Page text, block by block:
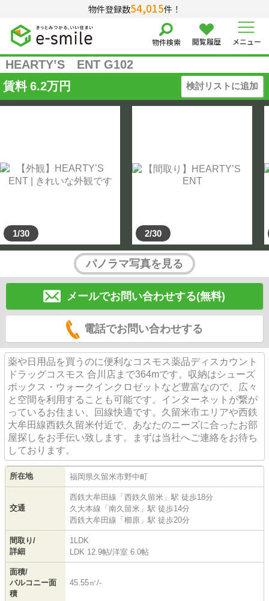
物件登録数54,015件！
物件検索 閲覧履歴 メニュー
HEARTY’S ENT G102
賃料 6.2万円 検討リストに追加
1/30 2/30
パノラマ写真を見る
メールでお問い合わせする(無料)
電話でお問い合わせする
薬や日用品を買うのに便利なコスモス薬品ディスカウント
ドラッグコスモス 合川店まで364mです。収納はシューズ
ボックス・ウォークインクロゼットなど豊富なので、広々
と空間を利用することも可能です。インターネットが繋が
っているお住まい、回線快適です。久留米市エリアや西鉄
大牟田線西鉄久留米付近で、あなたのニーズに合ったお部
屋探しをお手伝い致します。まずは当社へご連絡をお待ち
しております。
所在地 福岡県久留米市野中町
交通
西鉄大牟田線 「西鉄久留米 」駅 徒歩18分
久大本線 「南久留米 」駅 徒歩14分
西鉄大牟田線 「櫛原 」駅 徒歩20分
間取り/
詳細
1LDK
LDK 12.9帖/洋室 6.0帖
面積/
バルコニー面
積
45.55㎡/-